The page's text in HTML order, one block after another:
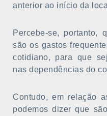
anterior ao início da
Percebe-se, portanto,
são os gastos
cotidiano, para que
nas dependências do
Contudo, em relação
podemos dizer que